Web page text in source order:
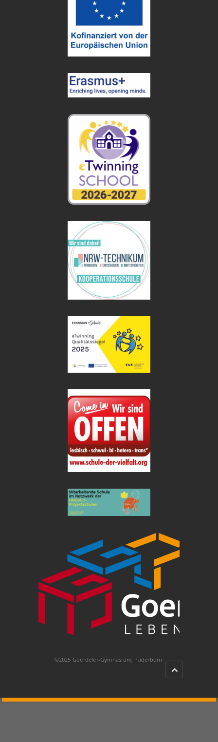
©2025 Goerdeler-Gymnasium, Paderborn